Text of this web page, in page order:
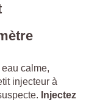
calme,
injecteur à
Injectez